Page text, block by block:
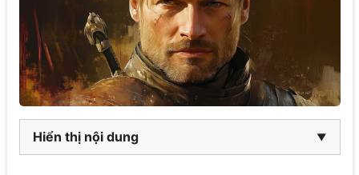
Hiển thị nội dung